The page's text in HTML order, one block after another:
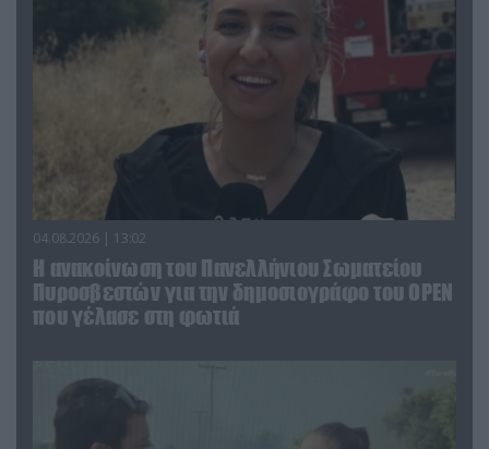
04.08.2026 | 13:02
Η ανακοίνωση του Πανελλήνιου Σωματείου
Πυροσβεστών για την δημοσιογράφο του OPEN
που γέλασε στη φωτιά